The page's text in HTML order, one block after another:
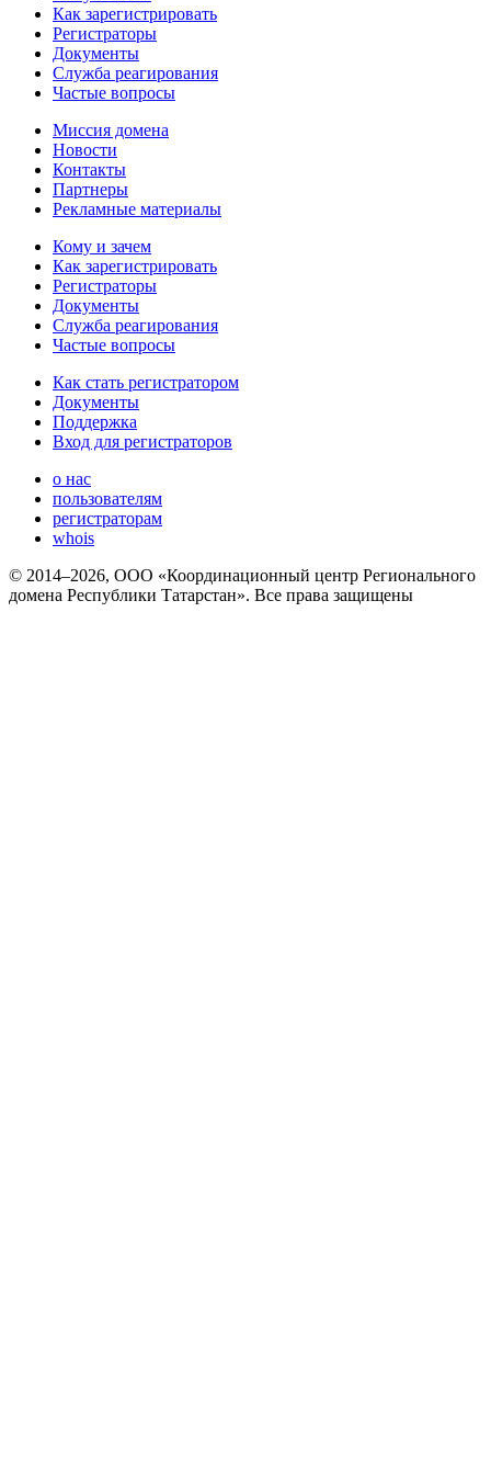
Как зарегистрировать
Регистраторы
Документы
Служба реагирования
Частые вопросы
Миссия домена
Новости
Контакты
Партнеры
Рекламные материалы
Кому и зачем
Как зарегистрировать
Регистраторы
Документы
Служба реагирования
Частые вопросы
Как стать регистратором
Документы
Поддержка
Вход для регистраторов
о нас
пользователям
регистраторам
whois
© 2014–2026, ООО «Координационный центр Регионального
домена Республики Татарстан». Все права защищены